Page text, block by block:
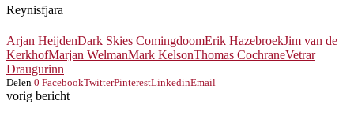
Reynisfjara
Arjan HeijdenDark Skies ComingdoomErik HazebroekJim van de
KerkhofMarjan WelmanMark KelsonThomas CochraneVetrar
Draugurinn
Delen 0 FacebookTwitterPinterestLinkedinEmail
vorig bericht